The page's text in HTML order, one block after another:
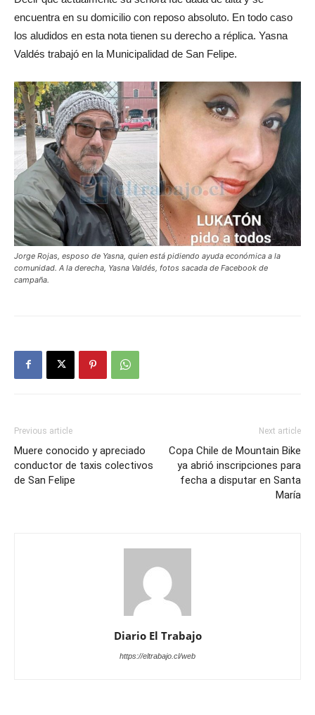
encuentra en su domicilio con reposo absoluto. En todo caso
los aludidos en esta nota tienen su derecho a réplica. Yasna
Valdés trabajó en la Municipalidad de San Felipe.
Jorge Rojas, esposo de Yasna, quien está pidiendo ayuda económica a la
comunidad. A la derecha, Yasna Valdés, fotos sacada de Facebook de
campaña.
Previous article
Muere conocido y apreciado
conductor de taxis colectivos
de San Felipe
Next article
Copa Chile de Mountain Bike
ya abrió inscripciones para
fecha a disputar en Santa
María
Diario El Trabajo
https://eltrabajo.cl/web